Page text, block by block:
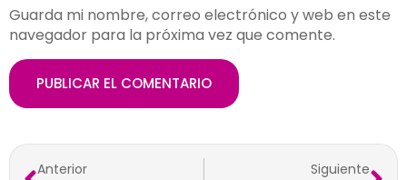
Guarda mi nombre, correo electrónico y web en este
navegador para la próxima vez que comente.
Anterior
Siguiente